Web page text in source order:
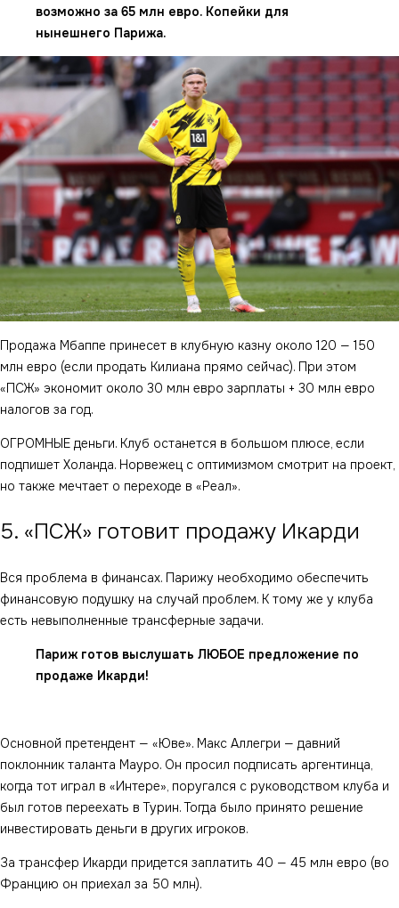
возможно за 65 млн евро. Копейки для
нынешнего Парижа.
Продажа Мбаппе принесет в клубную казну около 120 — 150
млн евро (если продать Килиана прямо сейчас). При этом
«ПСЖ» экономит около 30 млн евро зарплаты + 30 млн евро
налогов за год.
ОГРОМНЫЕ деньги. Клуб останется в большом плюсе, если
подпишет Холанда. Норвежец с оптимизмом смотрит на проект,
но также мечтает о переходе в «Реал».
5. «ПСЖ» готовит продажу Икарди
Вся проблема в финансах. Парижу необходимо обеспечить
финансовую подушку на случай проблем. К тому же у клуба
есть невыполненные трансферные задачи.
Париж готов выслушать ЛЮБОЕ предложение по
продаже Икарди!
Основной претендент — «Юве». Макс Аллегри — давний
поклонник таланта Мауро. Он просил подписать аргентинца,
когда тот играл в «Интере», поругался с руководством клуба и
был готов переехать в Турин. Тогда было принято решение
инвестировать деньги в других игроков.
За трансфер Икарди придется заплатить 40 — 45 млн евро (во
Францию он приехал за 50 млн).